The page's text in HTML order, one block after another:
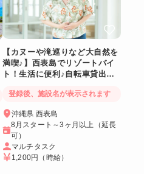
【カヌーや滝巡りなど大自然を
満喫♪】西表島でリゾートバイ
ト！生活に便利♪自転車貸出あ
登録後、施設名が表示されます
沖縄県 西表島
8月スタート～3ヶ月以上（延長
可）
マルチタスク
1,200円 （時給）